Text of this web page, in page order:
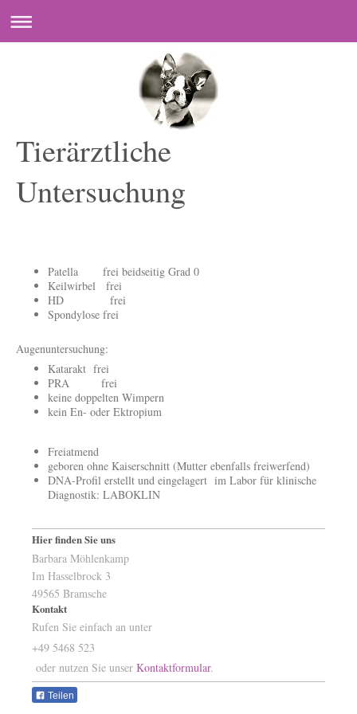
Tierärztliche
Untersuchung
Patella frei beidseitig Grad 0
Keilwirbel frei
HD frei
Spondylose frei
Augenuntersuchung:
Katarakt frei
PRA frei
keine doppelten Wimpern
kein En- oder Ektropium
Freiatmend
geboren ohne Kaiserschnitt (Mutter ebenfalls freiwerfend)
DNA-Profil erstellt und eingelagert im Labor für klinische
Diagnostik: LABOKLIN
Hier finden Sie uns
Barbara Möhlenkamp
Im Hasselbrock 3
49565 Bramsche
Kontakt
Rufen Sie einfach an unter
+49 5468 523
oder nutzen Sie unser Kontaktformular.
Teilen